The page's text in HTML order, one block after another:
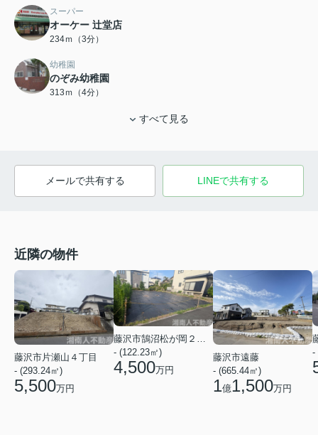
スーパー
オーケー 辻堂店
234ｍ（3分）
幼稚園
のぞみ幼稚園
313ｍ（4分）
すべて見る
メールで共有する LINEで共有する
近隣の物件
藤沢市片瀬山４丁目
- (293.24㎡)
5,500万円
- (122.23㎡)
4,500万円
藤沢市遠藤
- (665.44㎡)
1億1,500万円
-